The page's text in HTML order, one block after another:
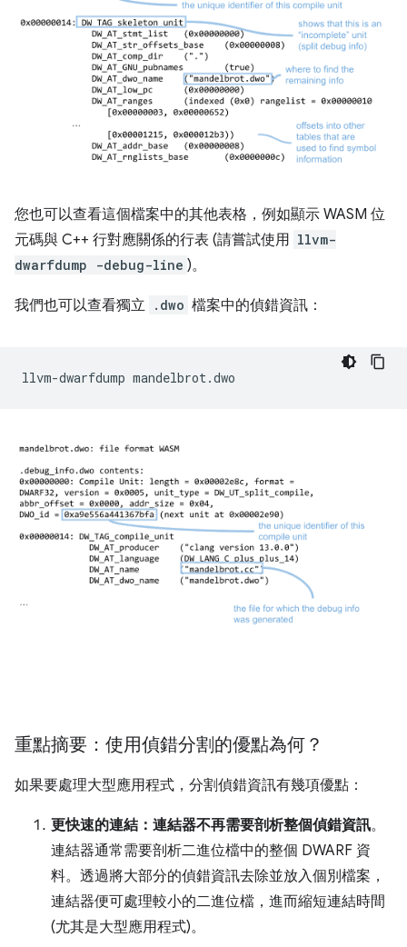
您也可以查看這個檔案中的其他表格，例如顯示 WASM 位
元碼與 C++ 行對應關係的行表 (請嘗試使用 llvm-
dwarfdump -debug-line )。
我們也可以查看獨立 .dwo 檔案中的偵錯資訊：
llvm-dwarfdump
重點摘要：使用偵錯分割的優點為何？
如果要處理大型應用程式，分割偵錯資訊有幾項優點：
更快速的連結：連結器不再需要剖析整個偵錯資訊。
連結器通常需要剖析二進位檔中的整個 DWARF 資
料。透過將大部分的偵錯資訊去除並放入個別檔案，
連結器便可處理較小的二進位檔，進而縮短連結時間
(尤其是大型應用程式)。